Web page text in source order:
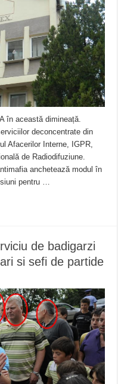
în această dimineață.
deconcentrate din
Afacerilor Interne, IGPR,
de Radiodifuziune.
anchetează modul în
pentru …
de badigarzi
si sefi de partide